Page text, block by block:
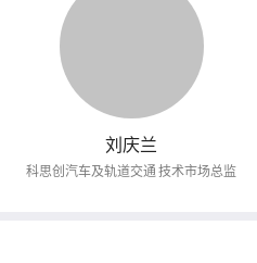
刘庆兰
科思创汽车及轨道交通 技术市场总监